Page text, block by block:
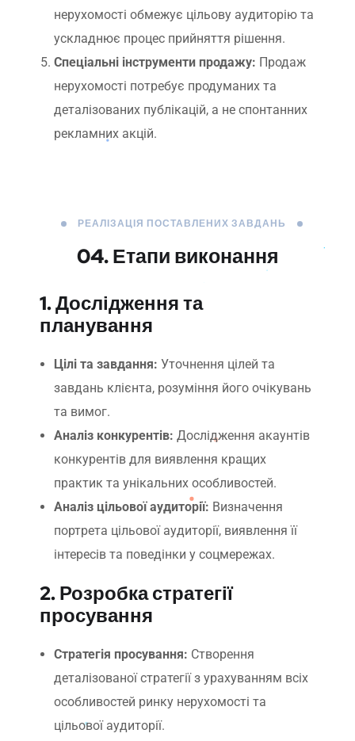
нерухомості обмежує цільову аудиторію та
ускладнює процес прийняття рішення.
Спеціальні інструменти продажу: Продаж
нерухомості потребує продуманих та
деталізованих публікацій, а не спонтанних
рекламних акцій.
РЕАЛІЗАЦІЯ ПОСТАВЛЕНИХ ЗАВДАНЬ
04. Етапи виконання
1. Дослідження та
планування
Цілі та завдання: Уточнення цілей та
завдань клієнта, розуміння його очікувань
та вимог.
Аналіз конкурентів: Дослідження акаунтів
конкурентів для виявлення кращих
практик та унікальних особливостей.
Аналіз цільової аудиторії: Визначення
портрета цільової аудиторії, виявлення її
інтересів та поведінки у соцмережах.
2. Розробка стратегії
просування
Стратегія просування: Створення
деталізованої стратегії з урахуванням всіх
особливостей ринку нерухомості та
цільової аудиторії.